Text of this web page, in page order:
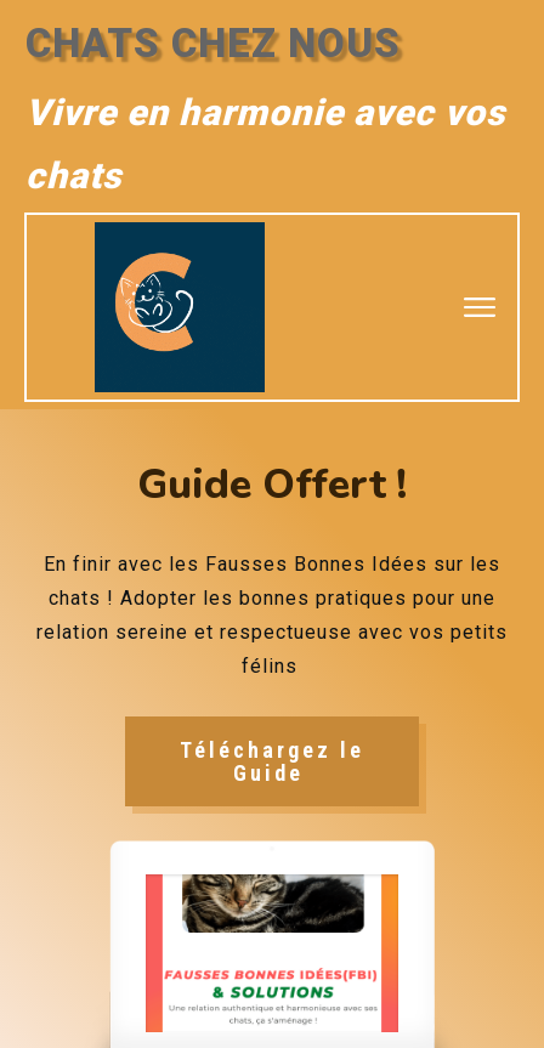
CHATS CHEZ NOUS
Vivre en harmonie avec vos
chats
Guide Offert !
En finir avec les Fausses Bonnes Idées sur les
chats ! Adopter les bonnes pratiques pour une
relation sereine et respectueuse avec vos petits
félins
Téléchargez le
Guide